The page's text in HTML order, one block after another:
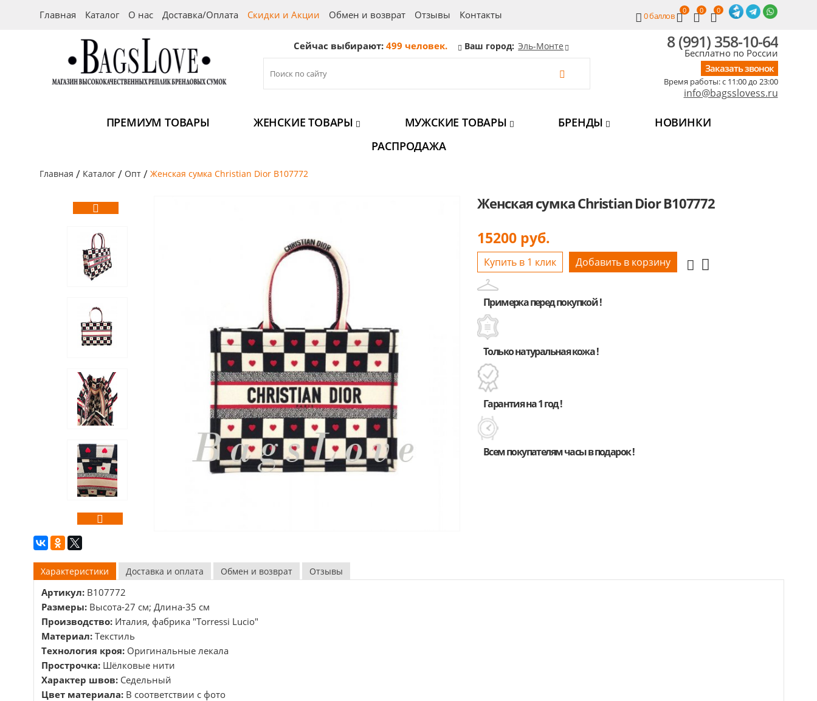
Главная Каталог О нас Доставка/Оплата Скидки и Акции Обмен и возврат Отзывы Контакты 0баллов
0 0 0
Сейчас выбирают:499 человек. Ваш город: Эль-Монте 8 (991) 358-10-64
Бесплатно по России
Заказать звонок
Время работы: c 11:00 до 23:00
info@bagsslovess.ru
ПРЕМИУМ ТОВАРЫ ЖЕНСКИЕ ТОВАРЫ МУЖСКИЕ ТОВАРЫ БРЕНДЫ
НОВИНКИ
РАСПРОДАЖА
Главная / Каталог / Опт / Женская сумка Christian Dior B107772
Женская сумка Christian Dior B107772
15200руб.
Купить в 1 клик Добавить в корзину
Примерка перед покупкой !
Только натуральная кожа !
Гарантия на 1 год !
Всем покупателямчасыв подарок !
Характеристики Доставка и оплата Обмен и возврат Отзывы
Артикул:B107772
Размеры:Высота-27 см; Длина-35 см
Производство:Италия, фабрика "Torressi Lucio"
Материал:Текстиль
Технология кроя:Оригинальные лекала
Прострочка:Шёлковые нити
Характер швов:Седельный
Цвет материала:В соответствии с фото